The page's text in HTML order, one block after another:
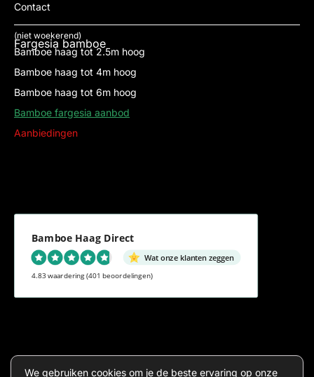
Contact
Fargesia bamboe
(niet woekerend)
Bamboe haag tot 2.5m hoog
Bamboe haag tot 4m hoog
Bamboe haag tot 6m hoog
Bamboe fargesia aanbod
Aanbiedingen
Bamboe Haag Direct
Wat onze klanten zeggen
4.83 waardering(401 beoordelingen)
Algemene voorwaardenPrivacy
We gebruiken cookies om je de beste ervaring op onze